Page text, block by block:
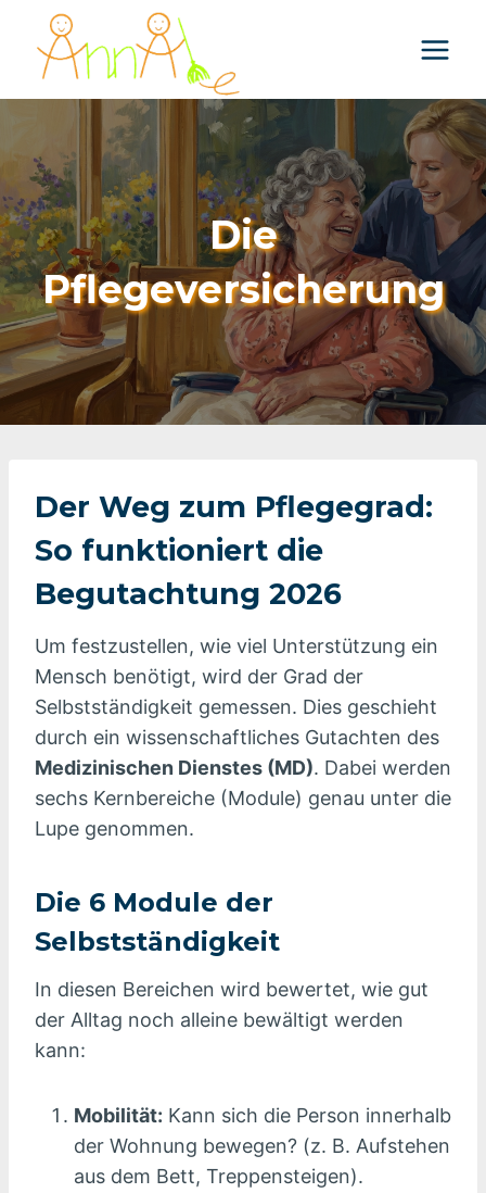
content
Die
Pflegeversicherung
Der Weg zum Pflegegrad:
So funktioniert die
Begutachtung 2026
Um festzustellen, wie viel Unterstützung ein
Mensch benötigt, wird der Grad der
Selbstständigkeit gemessen. Dies geschieht
durch ein wissenschaftliches Gutachten des
Medizinischen Dienstes (MD). Dabei werden
sechs Kernbereiche (Module) genau unter die
Lupe genommen.
Die 6 Module der
Selbstständigkeit
In diesen Bereichen wird bewertet, wie gut
der Alltag noch alleine bewältigt werden
kann:
Mobilität: Kann sich die Person innerhalb
der Wohnung bewegen? (z. B. Aufstehen
aus dem Bett, Treppensteigen).